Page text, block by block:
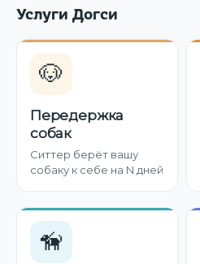
Услуги Догси
🐶
Передержка
собак
Ситтер берёт вашу
собаку к себе на N дней
🦮